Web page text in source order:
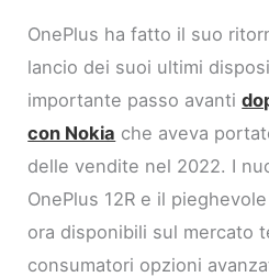
OnePlus ha fatto il suo
lancio dei suoi ultimi
importante passo avanti
con Nokia che aveva
delle vendite nel 2022. I
OnePlus 12R e il
ora disponibili sul mercato
consumatori opzioni